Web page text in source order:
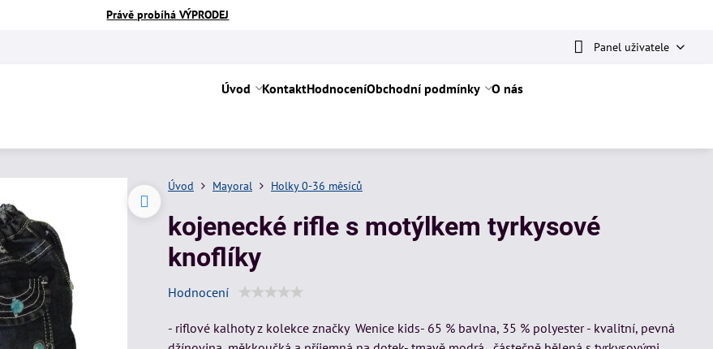
Právě probíhá VÝPRODEJ
Panel uživatele
Úvod KontaktHodnoceníObchodní podmínky O nás
Úvod Mayoral Holky 0-36 měsíců
kojenecké rifle s motýlkem tyrkysové
knoflíky
Hodnocení
- riflové kalhoty z kolekce značky Wenice kids- 65 % bavlna, 35 % polyester - kvalitní, pevná